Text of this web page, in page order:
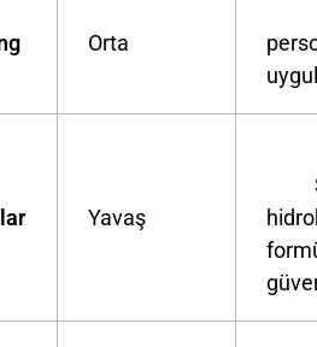
Orta
Yavaş